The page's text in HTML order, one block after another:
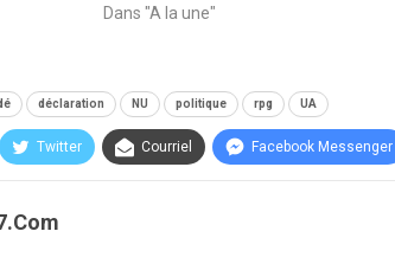
Dans "A la une"
déclaration NU politique rpg UA
Twitter Courriel Facebook Messenger